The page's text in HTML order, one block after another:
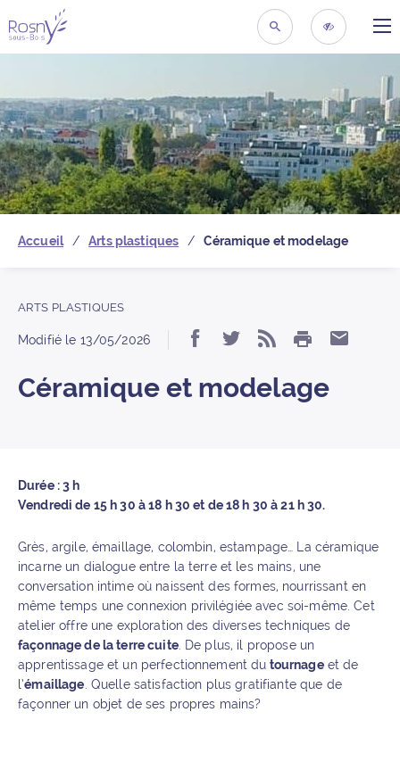
Retour à la pageRECHERCHER
Accueil Arts plastiques Céramique et modelage
ARTS PLASTIQUES
Modifié le 13/05/2026 Partager «
Partager «
S’abonner
IMPRIMER
Céramique et modelage
Durée : 3 h
Vendredi de 15 h 30 à 18 h 30 et de 18 h 30 à 21 h 30.
Grès, argile, émaillage, colombin, estampage… La céramique
incarne un dialogue entre la terre et les mains, une
conversation intime où naissent des formes, nourrissant en
même temps une connexion privilégiée avec soi-même. Cet
atelier offre une exploration des diverses techniques de
façonnage de la terre cuite. De plus, il propose un
apprentissage et un perfectionnement du tournageet de
l’émaillage . Quelle satisfaction plus gratifiante que de
façonner un objet de ses propres mains?